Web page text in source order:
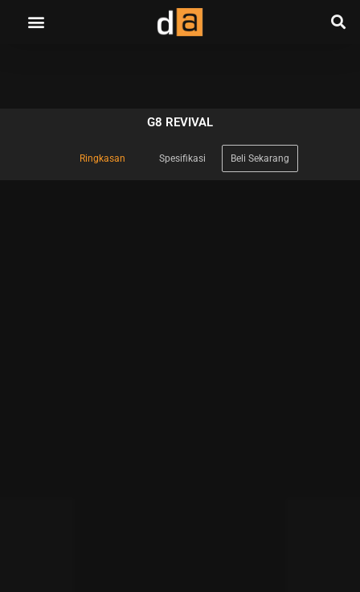
G8 REVIVAL
Ringkasan Spesifikasi Beli Sekarang